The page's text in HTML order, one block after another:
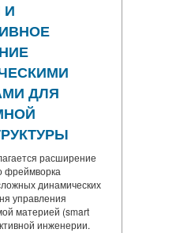
И
ДЛЯ
расширение
фреймворка
динамических
управления
материей (smart
инженерии.